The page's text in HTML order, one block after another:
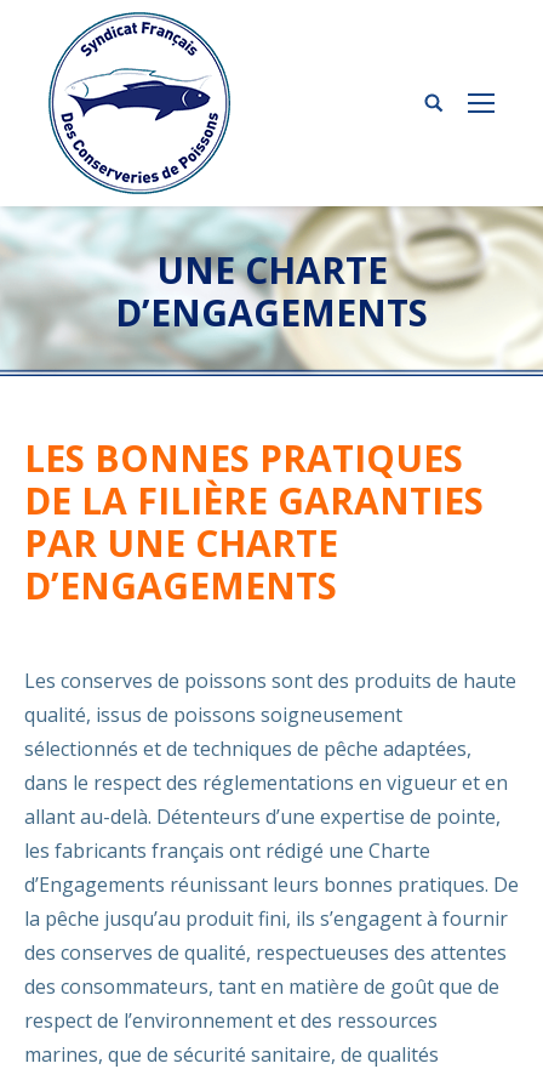
UNE CHARTE
D’ENGAGEMENTS
LES BONNES PRATIQUES
DE LA FILIÈRE GARANTIES
PAR UNE CHARTE
D’ENGAGEMENTS
Les conserves de poissons sont des produits de haute
qualité, issus de poissons soigneusement
sélectionnés et de techniques de pêche adaptées,
dans le respect des réglementations en vigueur et en
allant au-delà. Détenteurs d’une expertise de pointe,
les fabricants français ont rédigé une Charte
d’Engagements réunissant leurs bonnes pratiques. De
la pêche jusqu’au produit fini, ils s’engagent à fournir
des conserves de qualité, respectueuses des attentes
des consommateurs, tant en matière de goût que de
respect de l’environnement et des ressources
marines, que de sécurité sanitaire, de qualités